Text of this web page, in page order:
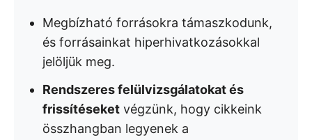
Megbízható forrásokra támaszkodunk,
és forrásainkat hiperhivatkozásokkal
jelöljük meg.
Rendszeres felülvizsgálatokat és
frissítéseket végzünk, hogy cikkeink
összhangban legyenek a